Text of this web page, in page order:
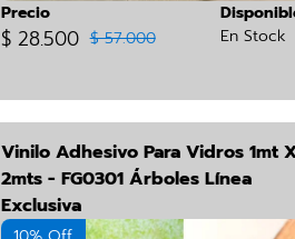
Precio
$ 28.500 $ 57.000
En Stock
Vinilo Adhesivo Para Vidros 1mt
2mts - FG0301 Árboles Línea
Exclusiva